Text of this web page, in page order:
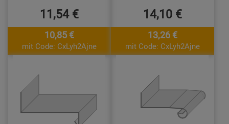
11,54 €
10,85 €
mit Code: CxLyh2Ajne
14,10 €
13,26 €
mit Code: CxLyh2Ajne